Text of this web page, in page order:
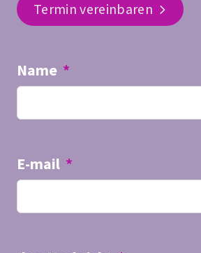
Termin vereinbaren
Name *
E-mail *